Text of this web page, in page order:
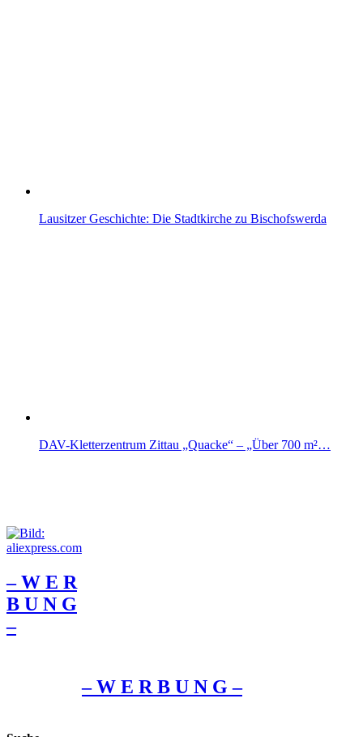
Lausitzer Geschichte: Die Stadtkirche zu Bischofswerda
DAV-Kletterzentrum Zittau „Quacke“ – „Über 700 m²…
– W Ε R
Β U Ν G
–
– W Ε R Β U Ν G –